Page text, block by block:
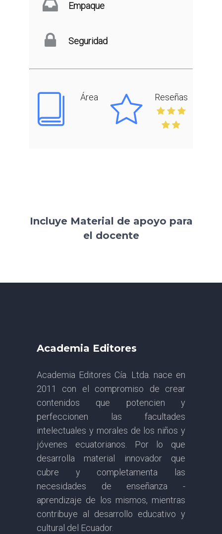
Empaque
Seguridad
Área Reseñas
Incluye Material de apoyo para
el docente
Academia Editores
Academia Editores Cía. Ltda. nace en
2011 con el compromiso de crear
contenidos que potencien y
perfeccionen las facultades
intelectuales y morales de los niños y
jóvenes ecuatorianos. Por lo que
desarrolla material innovador que
cubre y completamenta las
necesidades de enseñanza -
aprendizaje de los mismos, mientras
contribuye al desarrollo educativo y
cultural del Ecuador.